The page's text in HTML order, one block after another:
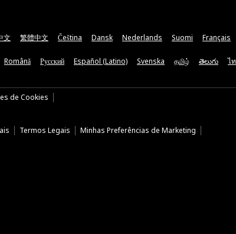
文 繁體中文 Čeština Dansk Nederlands Suomi Français
Română Русский Español (Latino) Svenska தமிழ் తెలుగు ไ
de Cookies
Termos Legais Minhas Preferências de Marketing